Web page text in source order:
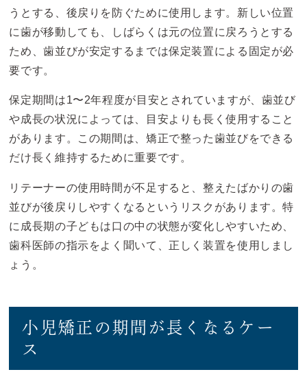
うとする、後戻りを防ぐために使用します。新しい位置
に歯が移動しても、しばらくは元の位置に戻ろうとする
ため、歯並びが安定するまでは保定装置による固定が必
要です。
保定期間は1〜2年程度が目安とされていますが、歯並び
や成長の状況によっては、目安よりも長く使用すること
があります。この期間は、矯正で整った歯並びをできる
だけ長く維持するために重要です。
リテーナーの使用時間が不足すると、整えたばかりの歯
並びが後戻りしやすくなるというリスクがあります。特
に成長期の子どもは口の中の状態が変化しやすいため、
歯科医師の指示をよく聞いて、正しく装置を使用しまし
ょう。
小児矯正の期間が長くなるケー
ス